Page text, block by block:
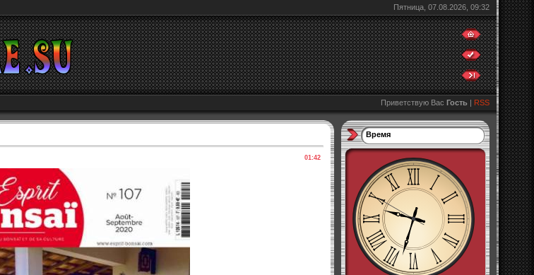
Пятница, 07.08.2026, 09:32
Приветствую Вас Гость | RSS
01:42
Время